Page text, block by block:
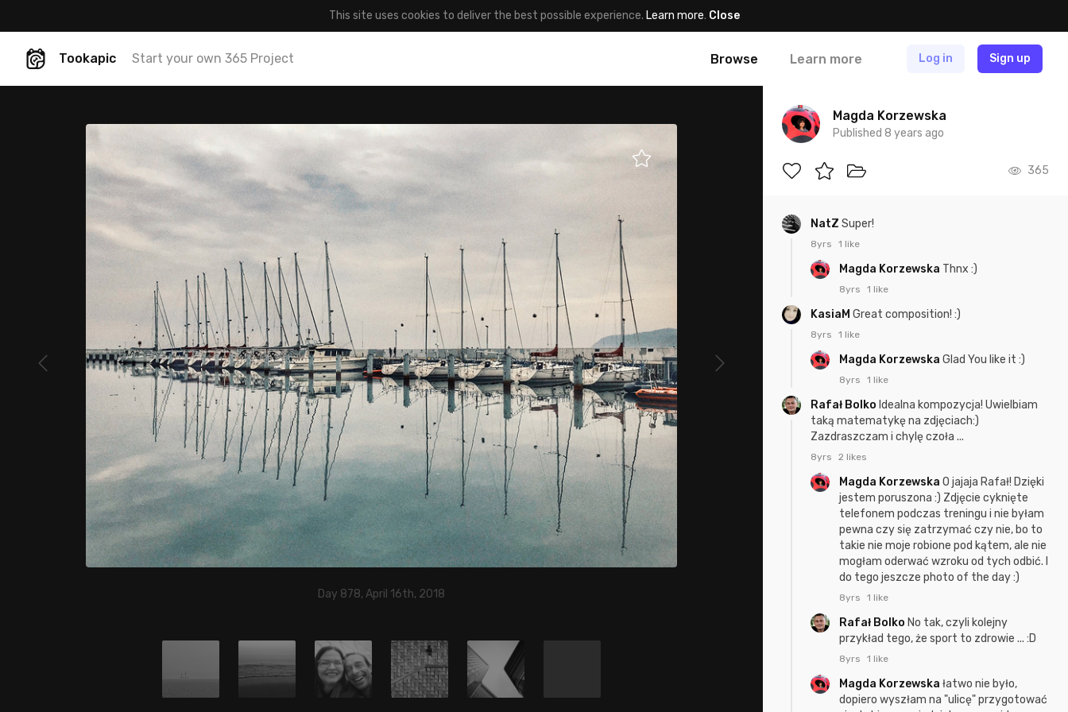
This site uses cookies to deliver the best possible experience. Learn more. Close
Tookapic Start your own 365 Project Browse Learn more Log in Sign up
Day 878, April 16th, 2018
Magda Korzewska
Published 8 years ago
365
NatZ Super!
8yrs 1 like
Magda Korzewska Thnx :)
8yrs 1 like
KasiaM Great composition! :)
8yrs 1 like
Magda Korzewska Glad You like it :)
8yrs 1 like
Rafał Bolko Idealna kompozycja! Uwielbiam
taką matematykę na zdjęciach:)
Zazdraszczam i chylę czoła ...
8yrs 2 likes
Magda Korzewska O jajaja Rafał! Dzięki
jestem poruszona :) Zdjęcie cyknięte
telefonem podczas treningu i nie byłam
pewna czy się zatrzymać czy nie, bo to
takie nie moje robione pod kątem, ale nie
mogłam oderwać wzroku od tych odbić. I
do tego jeszcze photo of the day :)
8yrs 1 like
Rafał Bolko No tak, czyli kolejny
przykład tego, że sport to zdrowie ... :D
8yrs 1 like
Magda Korzewska łatwo nie było,
dopiero wyszłam na "ulicę" przygotować